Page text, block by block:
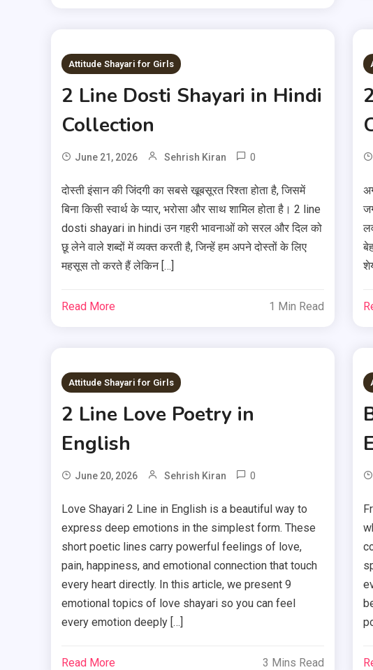
Attitude Shayari for Girls
2 Line Dosti Shayari in Hindi
Collection
June 21, 2026 Sehrish Kiran 0
दोस्ती इंसान की जिंदगी का सबसे खूबसूरत रिश्ता होता है, जिसमें
बिना किसी स्वार्थ के प्यार, भरोसा और साथ शामिल होता है। 2 line
dosti shayari in hindi उन गहरी भावनाओं को सरल और दिल को
छू लेने वाले शब्दों में व्यक्त करती है, जिन्हें हम अपने दोस्तों के लिए
महसूस तो करते हैं लेकिन […]
Read More 1 Min Read
Attitude Shayari for Girls
2 Line Love Poetry in
English
June 20, 2026 Sehrish Kiran 0
Love Shayari 2 Line in English is a beautiful way to
express deep emotions in the simplest form. These
short poetic lines carry powerful feelings of love,
pain, happiness, and emotional connection that touch
every heart directly. In this article, we present 9
emotional topics of love shayari so you can feel
every emotion deeply […]
Read More 3 Mins Read